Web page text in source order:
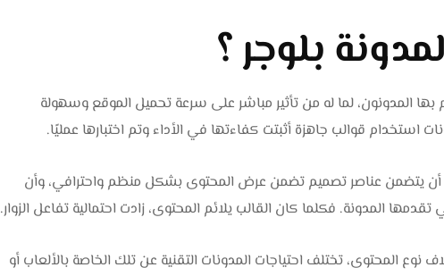
بلوجر ؟
المدونون، لما له من تأثير مباشر على سرعة تحميل الموقع وسهولة
قوالب جاهزة أثبتت كفاءتها في الأداء وتم اختبارها عمليًا.
يتضمن عناصر تصميم تضمن عرض المحتوى بشكل منظم واحترافي، وأن
المدونة. فكلما كان القالب يلائم المحتوى، زادت احتمالية تفاعل الزوار.
المحتوى، تختلف احتياجات المدونات التقنية عن تلك الخاصة بالألعاب أو